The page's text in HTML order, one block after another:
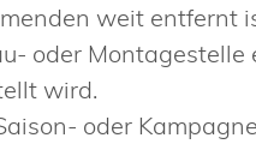
weit entfernt
oder
wird.
oder